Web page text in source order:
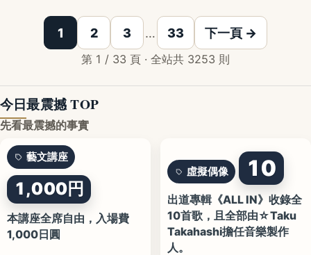
1 2 3 … 33 下一頁 →
第 1 / 33 頁 · 全站共 3253 則
今日最震撼 TOP
先看最震撼的事實
藝文講座
1,000円
本講座全席自由，入場費
1,000日圓
虛擬偶像 10
出道專輯《ALL IN》收錄全
10首歌，且全部由☆Taku
Takahashi擔任音樂製作
人。